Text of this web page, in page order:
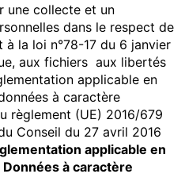
une collecte et un
dans le respect de
la loi n°78-17 du 6 janvier
aux fichiers aux libertés
applicable en
à caractère
règlement (UE) 2016/679
Conseil du 27 avril 2016
applicable en
à caractère